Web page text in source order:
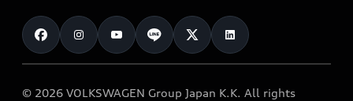
カタログ一覧
車検 / 定期点検
e-tronアフターサポート
クオリティ
保証
メンテナンス
お知らせ
オーナー様向けキャンペーン
© 2026 VOLKSWAGEN Group Japan K.K. All rights